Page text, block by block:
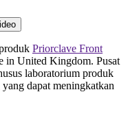
Priorclave Front
in United Kingdom. Pusat
laboratorium produk
dapat meningkatkan